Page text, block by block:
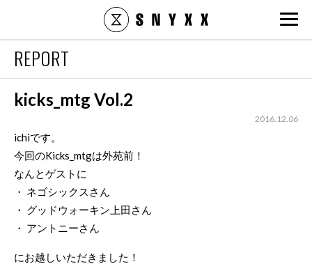
REPORT
kicks_mtg Vol.2
2016.12.06
ichiです。
今回のKicks_mtgは外苑前！
なんとゲストに
・ ネゴシックスさん
・ グッドウォーキン上田さん
・ アントニーさん
にお越しいただきました！